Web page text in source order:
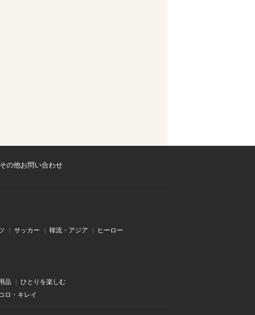
の他お問い合わせ
サッカー 韓流・アジア ヒーロー
品 ひとりを楽しむ
ロ・キレイ